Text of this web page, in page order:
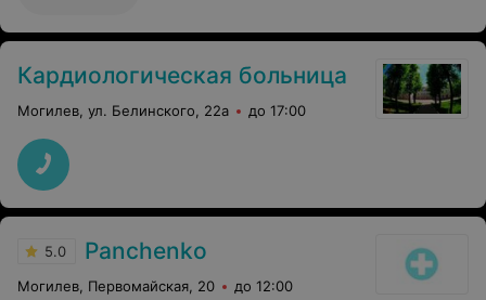
Кардиологическая больница
Могилев, ул. Белинского, 22а до 17:00
5.0 Panchenko
Могилев, Первомайская, 20 до 12:00